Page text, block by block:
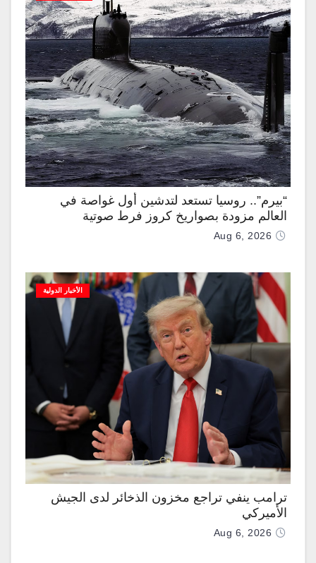
“بيرم”.. روسيا تستعد لتدشين أول غواصة في
العالم مزودة بصواريخ كروز فرط صوتية
Aug 6, 2026
الأخبار الدولية
ترامب ينفي تراجع مخزون الذخائر لدى الجيش
الأميركي
Aug 6, 2026